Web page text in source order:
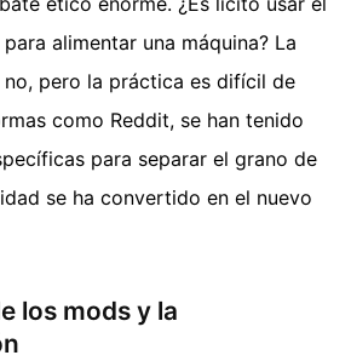
alimentar una máquina? La
pero la práctica es difícil de
como Reddit, se han tenido
para separar el grano de
se ha convertido en el nuevo
los mods y la